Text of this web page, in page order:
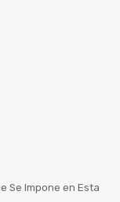
Se Impone en Esta